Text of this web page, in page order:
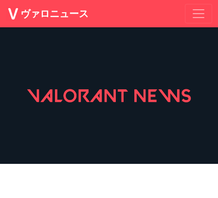
ヴァロニュース